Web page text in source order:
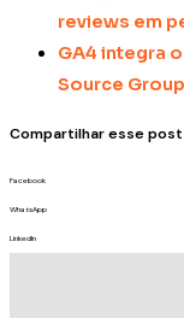
reviews em
GA4 integra
Source Group
Compartilhar esse post
Facebook
WhatsApp
LinkedIn